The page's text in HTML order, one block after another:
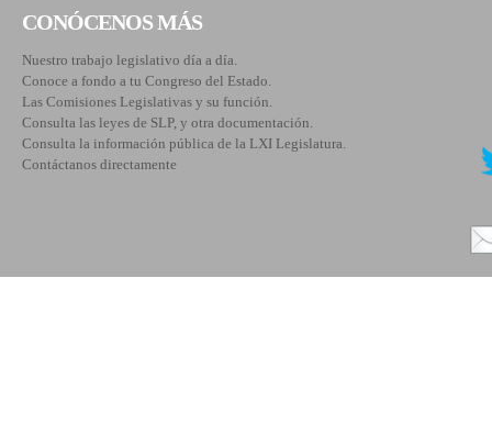
CONÓCENOS MÁS
Nuestro trabajo legislativo día a día.
Conoce a fondo a tu Congreso del Estado.
Las Comisiones Legislativas y su función.
Consulta las leyes de SLP, y otra documentación.
Consulta la información pública de la LXI Legislatura.
Contáctanos directamente